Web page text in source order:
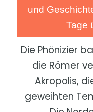
und
Tage
und
Tage
Die Phönizier
die Römer
Akropolis,
geweihten